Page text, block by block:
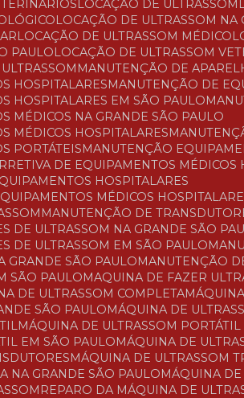
LOCAÇÃO DE ULTRASSOM
LOCAÇÃO DE ULTRASSOM
LOCAÇÃO DE ULTRASSOM MÉDICO
PAULO
LOCAÇÃO DE ULTRASSOM
MANUTENÇÃO DE
HOSPITALARES
MANUTENÇÃO DE
HOSPITALARES EM SÃO PAULO
MÉDICOS NA GRANDE SÃO PAULO
MÉDICOS HOSPITALARES
PORTÁTEIS
MANUTENÇÃO
DE EQUIPAMENTOS MÉDICOS
HOSPITALARES
MÉDICOS
MANUTENÇÃO DE
DE ULTRASSOM NA GRANDE SÃO
DE ULTRASSOM EM SÃO PAULO
GRANDE SÃO PAULO
MANUTENÇÃO
SÃO PAULO
MAQUINA DE FAZER
DE ULTRASSOM COMPLETA
SÃO PAULO
MÁQUINA DE
MÁQUINA DE ULTRASSOM
EM SÃO PAULO
MÁQUINA DE
MÁQUINA DE ULTRASSOM
NA GRANDE SÃO PAULO
MÁQUINA
REPARO DA MÁQUINA DE